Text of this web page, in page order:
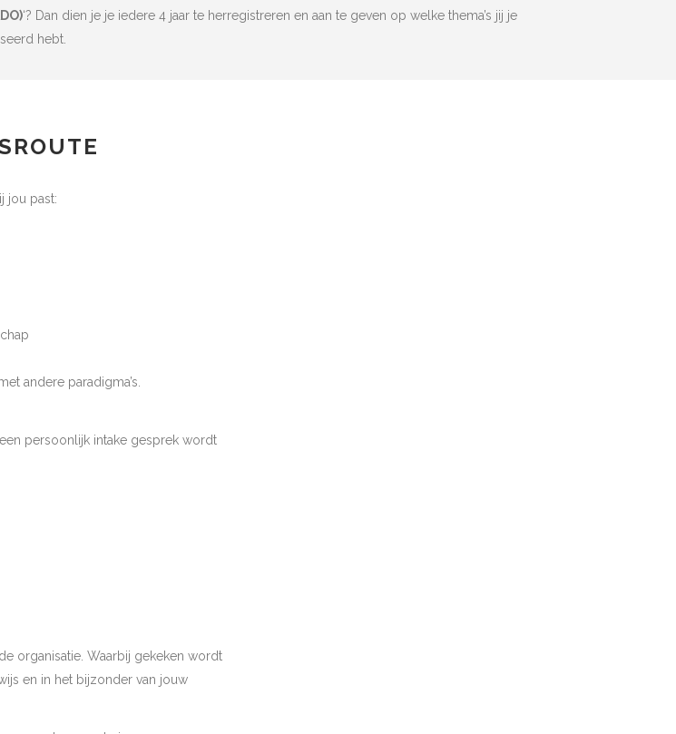
‘? Dan dien je je iedere 4 jaar te herregistreren en aan te geven op welke thema’s jij je
hebt.
jou past:
andere paradigma’s.
persoonlijk intake gesprek wordt
organisatie. Waarbij gekeken wordt
en in het bijzonder van jouw